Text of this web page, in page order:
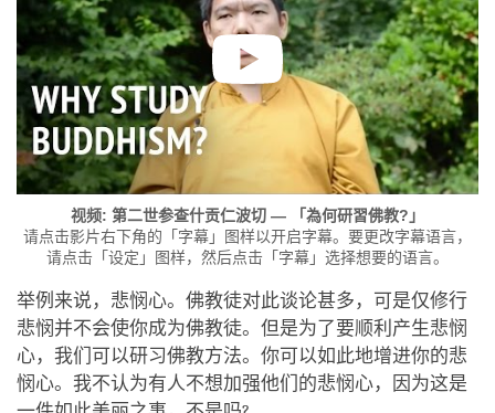
视频: 第二世参查什贡仁波切 — 「為何研習佛教?」
请点击影片右下角的「字幕」图样以开启字幕。要更改字幕语言，
请点击「设定」图样，然后点击「字幕」选择想要的语言。
举例来说，悲悯心。佛教徒对此谈论甚多，可是仅修行
悲悯并不会使你成为佛教徒。但是为了要顺利产生悲悯
心，我们可以研习佛教方法。你可以如此地增进你的悲
悯心。我不认为有人不想加强他们的悲悯心，因为这是